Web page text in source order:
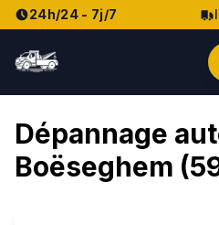
24h/24 - 7j/7
Dépannage
Boëseghem (